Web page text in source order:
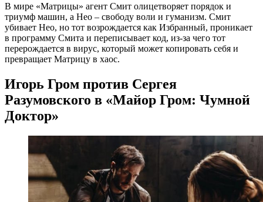
В мире «Матрицы» агент Смит олицетворяет порядок и
триумф машин, а Нео – свободу воли и гуманизм. Смит
убивает Нео, но тот возрождается как Избранный, проникает
в программу Смита и переписывает код, из-за чего тот
перерождается в вирус, который может копировать себя и
превращает Матрицу в хаос.
Игорь Гром против Сергея
Разумовского в «Майор Гром: Чумной
Доктор»